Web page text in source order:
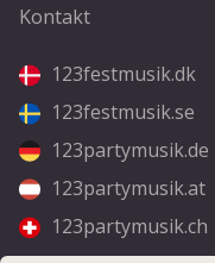
Kontakt
123festmusik.dk
123festmusik.se
123partymusik.de
123partymusik.at
123partymusik.ch